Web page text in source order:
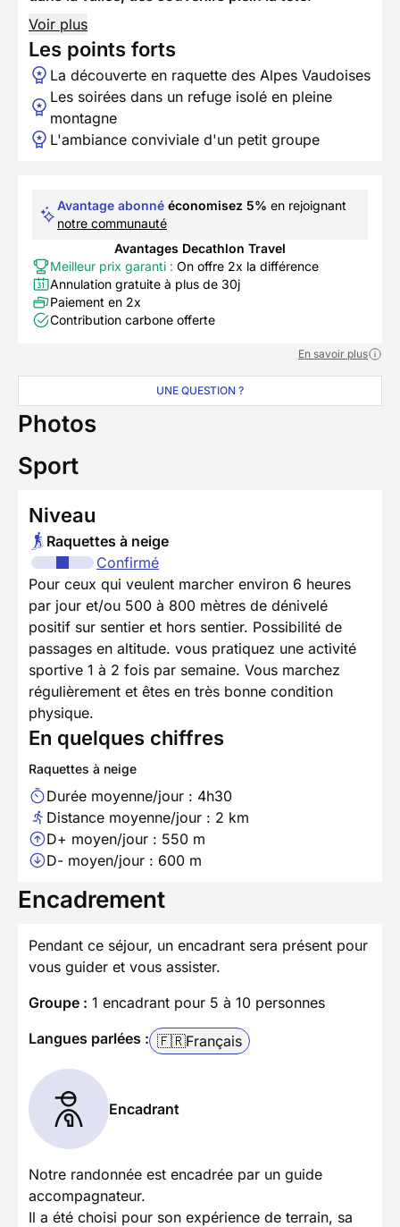
Voir plus
Les points forts
La découverte en raquette des Alpes Vaudoises
Les soirées dans un refuge isolé en pleine
montagne
L'ambiance conviviale d'un petit groupe
Avantage abonné économisez 5% en rejoignant
notre communauté
Avantages Decathlon Travel
Meilleur prix garanti : On offre 2x la différence
Annulation gratuite à plus de 30j
Paiement en 2x
Contribution carbone offerte
En savoir plus
UNE QUESTION ?
Photos
Sport
Niveau
Raquettes à neige
Confirmé
Pour ceux qui veulent marcher environ 6 heures
par jour et/ou 500 à 800 mètres de dénivelé
positif sur sentier et hors sentier. Possibilité de
passages en altitude. vous pratiquez une activité
sportive 1 à 2 fois par semaine. Vous marchez
régulièrement et êtes en très bonne condition
physique.
En quelques chiffres
Raquettes à neige
Durée moyenne/jour : 4h30
Distance moyenne/jour : 2 km
D+ moyen/jour : 550 m
D- moyen/jour : 600 m
Encadrement
Pendant ce séjour, un encadrant sera présent pour
vous guider et vous assister.
Groupe : 1 encadrant pour 5 à 10 personnes
Langues parlées : 🇫🇷Français
Encadrant
Notre randonnée est encadrée par un guide
accompagnateur.
Il a été choisi pour son expérience de terrain, sa